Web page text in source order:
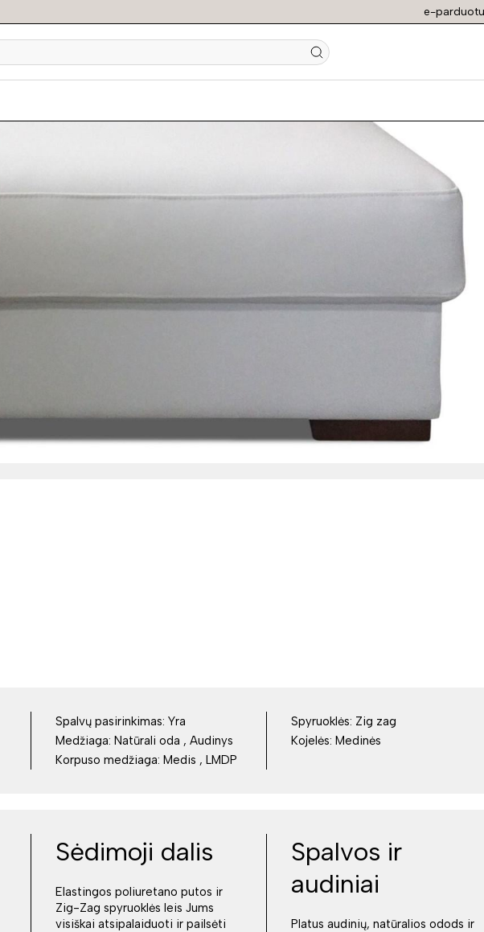
e-
Spalvų pasirinkimas: Yra
Medžiaga:
Natūrali oda , Audinys
Korpuso medžiaga:
Medis , LMDP
Spyruoklės: Zig zag
Kojelės: Medinės
Sėdimoji dalis
Elastingos poliuretano putos ir
Zig-Zag spyruoklės leis Jums
visiškai atsipalaiduoti ir pailsėti
Spalvos ir
audiniai
Platus audinių, natūralios odods ir